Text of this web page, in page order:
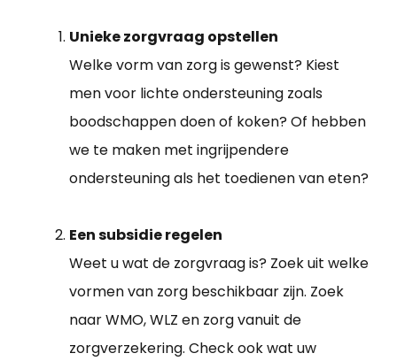
Unieke zorgvraag opstellen
Welke vorm van zorg is gewenst? Kiest
men voor lichte ondersteuning zoals
boodschappen doen of koken? Of hebben
we te maken met ingrijpendere
ondersteuning als het toedienen van eten?
Een subsidie regelen
Weet u wat de zorgvraag is? Zoek uit welke
vormen van zorg beschikbaar zijn. Zoek
naar WMO, WLZ en zorg vanuit de
zorgverzekering. Check ook wat uw